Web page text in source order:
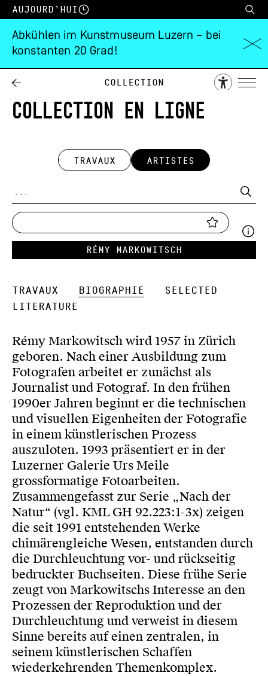
Aujourd’hui
Abkühlen im Kunstmuseum Luzern – bei
konstanten 20 Grad!
Collection
COLLECTION EN LIGNE
TRAVAUX ARTISTES
Rémy Markowitsch
Travaux Biographie
Selected
Literature
Rémy Markowitsch wird 1957 in Zürich
geboren. Nach einer Ausbildung zum
Fotografen arbeitet er zunächst als
Journalist und Fotograf. In den frühen
1990er Jahren beginnt er die technischen
und visuellen Eigenheiten der Fotografie
in einem künstlerischen Prozess
auszuloten. 1993 präsentiert er in der
Luzerner Galerie Urs Meile
grossformatige Fotoarbeiten.
Zusammengefasst zur Serie „Nach der
Natur“ (vgl. KML GH 92.223:1-3x) zeigen
die seit 1991 entstehenden Werke
chimärengleiche Wesen, entstanden durch
die Durchleuchtung vor- und rückseitig
bedruckter Buchseiten. Diese frühe Serie
zeugt von Markowitschs Interesse an den
Prozessen der Reproduktion und der
Durchleuchtung und verweist in diesem
Sinne bereits auf einen zentralen, in
seinem künstlerischen Schaffen
wiederkehrenden Themenkomplex.